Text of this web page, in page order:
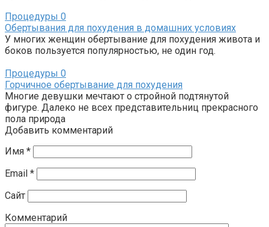
Процедуры 0
Обертывания для похудения в домашних условиях
У многих женщин обертывание для похудения живота и
боков пользуется популярностью, не один год.
Процедуры 0
Горчичное обертывание для похудения
Многие девушки мечтают о стройной подтянутой
фигуре. Далеко не всех представительниц прекрасного
пола природа
Добавить комментарий
Имя *
Email *
Сайт
Комментарий